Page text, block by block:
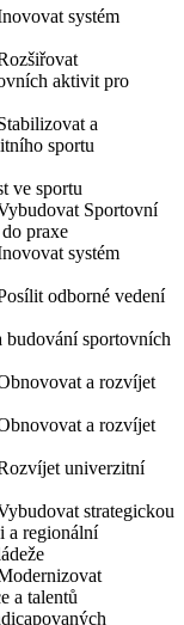
systém
aktivit pro
a
sportu
ve sportu
Sportovní
praxe
systém
odborné vedení
budování sportovních
a rozvíjet
a rozvíjet
univerzitní
strategickou
a regionální
a talentů